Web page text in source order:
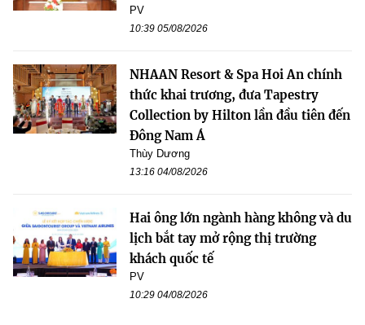
PV
10:39 05/08/2026
NHAAN Resort & Spa Hoi An chính
thức khai trương, đưa Tapestry
Collection by Hilton lần đầu tiên đến
Đông Nam Á
Thùy Dương
13:16 04/08/2026
Hai ông lớn ngành hàng không và du
lịch bắt tay mở rộng thị trường
khách quốc tế
PV
10:29 04/08/2026